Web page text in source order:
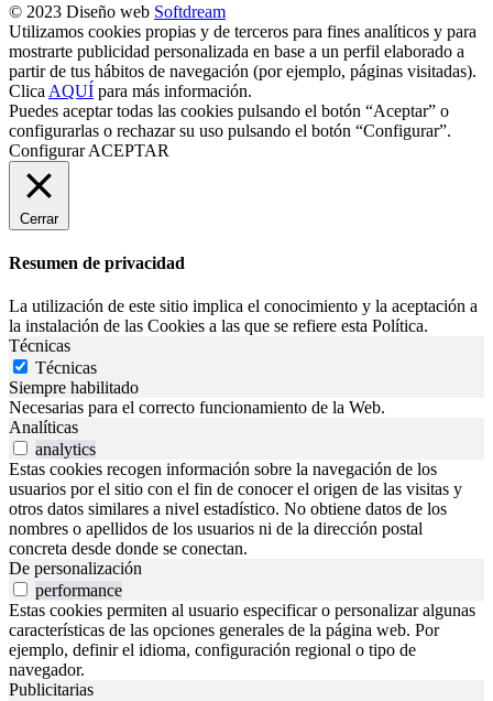
© 2023 Diseño web Softdream
Utilizamos cookies propias y de terceros para fines analíticos y para
mostrarte publicidad personalizada en base a un perfil elaborado a
partir de tus hábitos de navegación (por ejemplo, páginas visitadas).
Clica AQUÍ para más información.
Puedes aceptar todas las cookies pulsando el botón “Aceptar” o
configurarlas o rechazar su uso pulsando el botón “Configurar”.
Configurar ACEPTAR
Cerrar
Resumen de privacidad
La utilización de este sitio implica el conocimiento y la aceptación a
la instalación de las Cookies a las que se refiere esta Política.
Técnicas
Técnicas
Siempre habilitado
Necesarias para el correcto funcionamiento de la Web.
Analíticas
analytics
Estas cookies recogen información sobre la navegación de los
usuarios por el sitio con el fin de conocer el origen de las visitas y
otros datos similares a nivel estadístico. No obtiene datos de los
nombres o apellidos de los usuarios ni de la dirección postal
concreta desde donde se conectan.
De personalización
performance
Estas cookies permiten al usuario especificar o personalizar algunas
características de las opciones generales de la página web. Por
ejemplo, definir el idioma, configuración regional o tipo de
navegador.
Publicitarias